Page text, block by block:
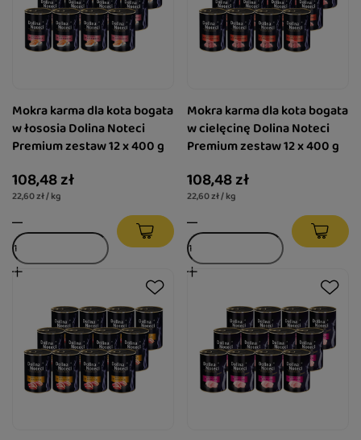
Mokra karma dla kota bogata
w łososia Dolina Noteci
Premium zestaw 12 x 400 g
108,48 zł
22,60 zł / kg
Mokra karma dla kota bogata
w cielęcinę Dolina Noteci
Premium zestaw 12 x 400 g
108,48 zł
22,60 zł / kg